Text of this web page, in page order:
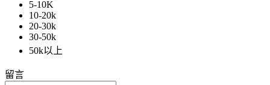
5-10K
10-20k
20-30k
30-50k
50k以上
留言